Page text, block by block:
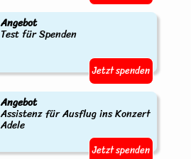
Angebot
Test für Spenden
Jetzt spenden
Angebot
Assistenz für Ausflug ins Konzert
Adele
Jetzt spenden